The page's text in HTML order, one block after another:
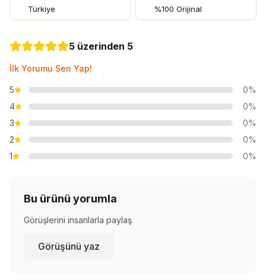
Türkiye %100 Orijinal
5 üzerinden 5
İlk Yorumu Sen Yap!
5
0%
4
0%
3
0%
2
0%
1
0%
Bu ürünü yorumla
Görüşlerini insanlarla paylaş
Görüşünü yaz